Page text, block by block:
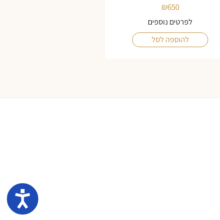
₪650
לפרטים נוספים
להוספה לסל